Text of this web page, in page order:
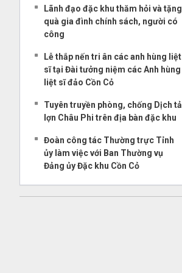
Lãnh đạo đặc khu thăm hỏi và tặng
quà gia đình chính sách, người có
công
Lễ thắp nến tri ân các anh hùng liệt
sĩ tại Đài tưởng niệm các Anh hùng
liệt sĩ đảo Cồn Cỏ
Tuyên truyền phòng, chống Dịch tả
lợn Châu Phi trên địa bàn đặc khu
Đoàn công tác Thường trực Tỉnh
ủy làm việc với Ban Thường vụ
Đảng ủy Đặc khu Cồn Cỏ